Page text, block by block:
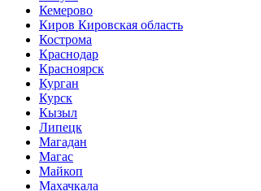
Кемерово
Киров Кировская область
Кострома
Краснодар
Красноярск
Курган
Курск
Кызыл
Липецк
Магадан
Магас
Майкоп
Махачкала